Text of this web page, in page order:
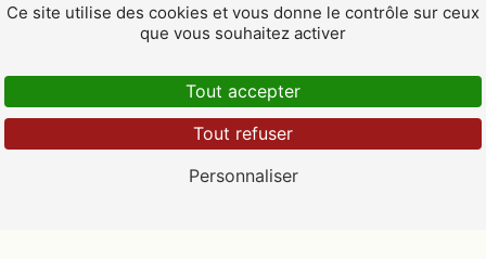
Mariage près de Blagnac
Ce site utilise des cookies et vous donne le contrôle sur ceux
que vous souhaitez activer
Tout accepter
Tout refuser
Personnaliser